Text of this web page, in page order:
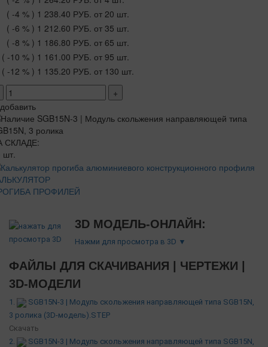
( -4 % ) 1 238.40 РУБ. от 20 шт.
( -6 % ) 1 212.60 РУБ. от 35 шт.
( -8 % ) 1 186.80 РУБ. от 65 шт.
( -10 % ) 1 161.00 РУБ. от 95 шт.
( -12 % ) 1 135.20 РУБ. от 130 шт.
+
добавить
СКЛАДЕ:
шт.
ПРОФИЛЕЙ
3D МОДЕЛЬ-ОНЛАЙН:
Нажми для просмотра в 3D ▼
ФАЙЛЫ ДЛЯ СКАЧИВАНИЯ | ЧЕРТЕЖИ |
3D-МОДЕЛИ
1.
SGB15N-3 | Модуль скольжения направляющей типа SGB15N,
3 ролика (3D-модель).STEP
Скачать
2.
SGB15N-3 | Модуль скольжения направляющей типа SGB15N,